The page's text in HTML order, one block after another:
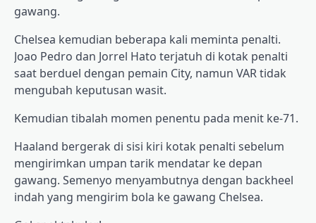
gawang.
Chelsea kemudian beberapa kali meminta penalti.
Joao Pedro dan Jorrel Hato terjatuh di kotak penalti
saat berduel dengan pemain City, namun VAR tidak
mengubah keputusan wasit.
Kemudian tibalah momen penentu pada menit ke-71.
Haaland bergerak di sisi kiri kotak penalti sebelum
mengirimkan umpan tarik mendatar ke depan
gawang. Semenyo menyambutnya dengan backheel
indah yang mengirim bola ke gawang Chelsea.